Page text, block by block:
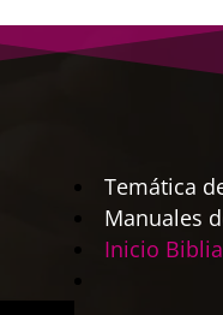
Temática
Manuales
Inicio